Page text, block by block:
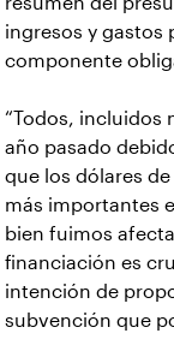
ingresos y gastos
componente
“Todos, incluidos
año pasado
que los dólares
más importantes
bien fuimos
financiación es
intención de
subvención que